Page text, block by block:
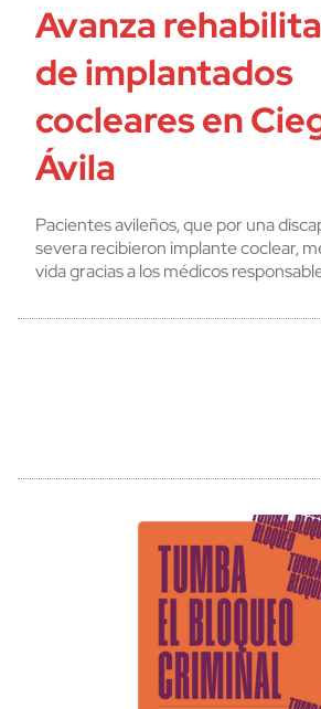
Avanza
de implantados
cocleares en
Ávila
Pacientes avileños, que por una
severa recibieron implante coclear,
vida gracias a los médicos